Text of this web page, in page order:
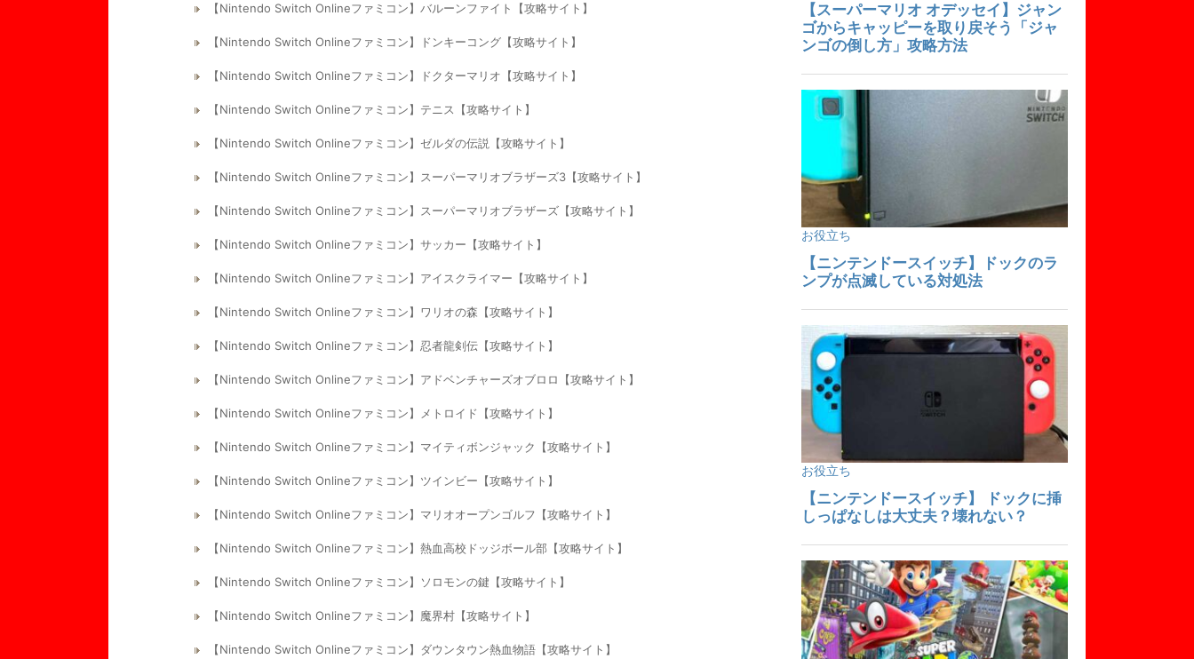
【Nintendo Switch Onlineファミコン】バルーンファイト【攻略サイト】
【Nintendo Switch Onlineファミコン】ドンキーコング【攻略サイト】
【Nintendo Switch Onlineファミコン】ドクターマリオ【攻略サイト】
【Nintendo Switch Onlineファミコン】テニス【攻略サイト】
【Nintendo Switch Onlineファミコン】ゼルダの伝説【攻略サイト】
【Nintendo Switch Onlineファミコン】スーパーマリオブラザーズ3【攻略サイト】
【Nintendo Switch Onlineファミコン】スーパーマリオブラザーズ【攻略サイト】
【Nintendo Switch Onlineファミコン】サッカー【攻略サイト】
【Nintendo Switch Onlineファミコン】アイスクライマー【攻略サイト】
【Nintendo Switch Onlineファミコン】ワリオの森【攻略サイト】
【Nintendo Switch Onlineファミコン】忍者龍剣伝【攻略サイト】
【Nintendo Switch Onlineファミコン】アドベンチャーズオブロロ【攻略サイト】
【Nintendo Switch Onlineファミコン】メトロイド【攻略サイト】
【Nintendo Switch Onlineファミコン】マイティボンジャック【攻略サイト】
【Nintendo Switch Onlineファミコン】ツインビー【攻略サイト】
【Nintendo Switch Onlineファミコン】マリオオープンゴルフ【攻略サイト】
【Nintendo Switch Onlineファミコン】熱血高校ドッジボール部【攻略サイト】
【Nintendo Switch Onlineファミコン】ソロモンの鍵【攻略サイト】
【Nintendo Switch Onlineファミコン】魔界村【攻略サイト】
【Nintendo Switch Onlineファミコン】ダウンタウン熱血物語【攻略サイト】